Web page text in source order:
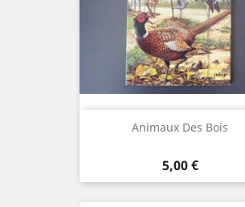
Animaux Des Bois
Prix
5,00 €